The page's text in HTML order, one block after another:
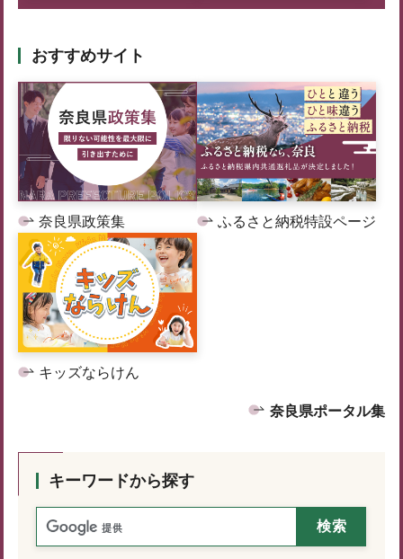
おすすめサイト
奈良県政策集 ふるさと納税特設ページ
キッズならけん
奈良県ポータル集
キーワードから探す